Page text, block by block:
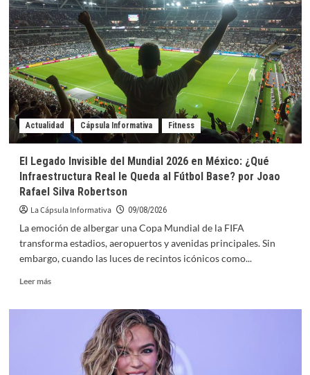
en
2026:
Por
qué
la
Modularización
Lidera
la
Edificación
de
Viviendas
Hospitales
por
Armando
Actualidad Cápsula Informativa Fitness
El Legado Invisible del Mundial 2026 en México: ¿Qué
Infraestructura Real le Queda al Fútbol Base? por Joao
Rafael Silva Robertson
La Cápsula Informativa 09/08/2026
La emoción de albergar una Copa Mundial de la FIFA
transforma estadios, aeropuertos y avenidas principales. Sin
embargo, cuando las luces de recintos icónicos como...
Leer másLeer